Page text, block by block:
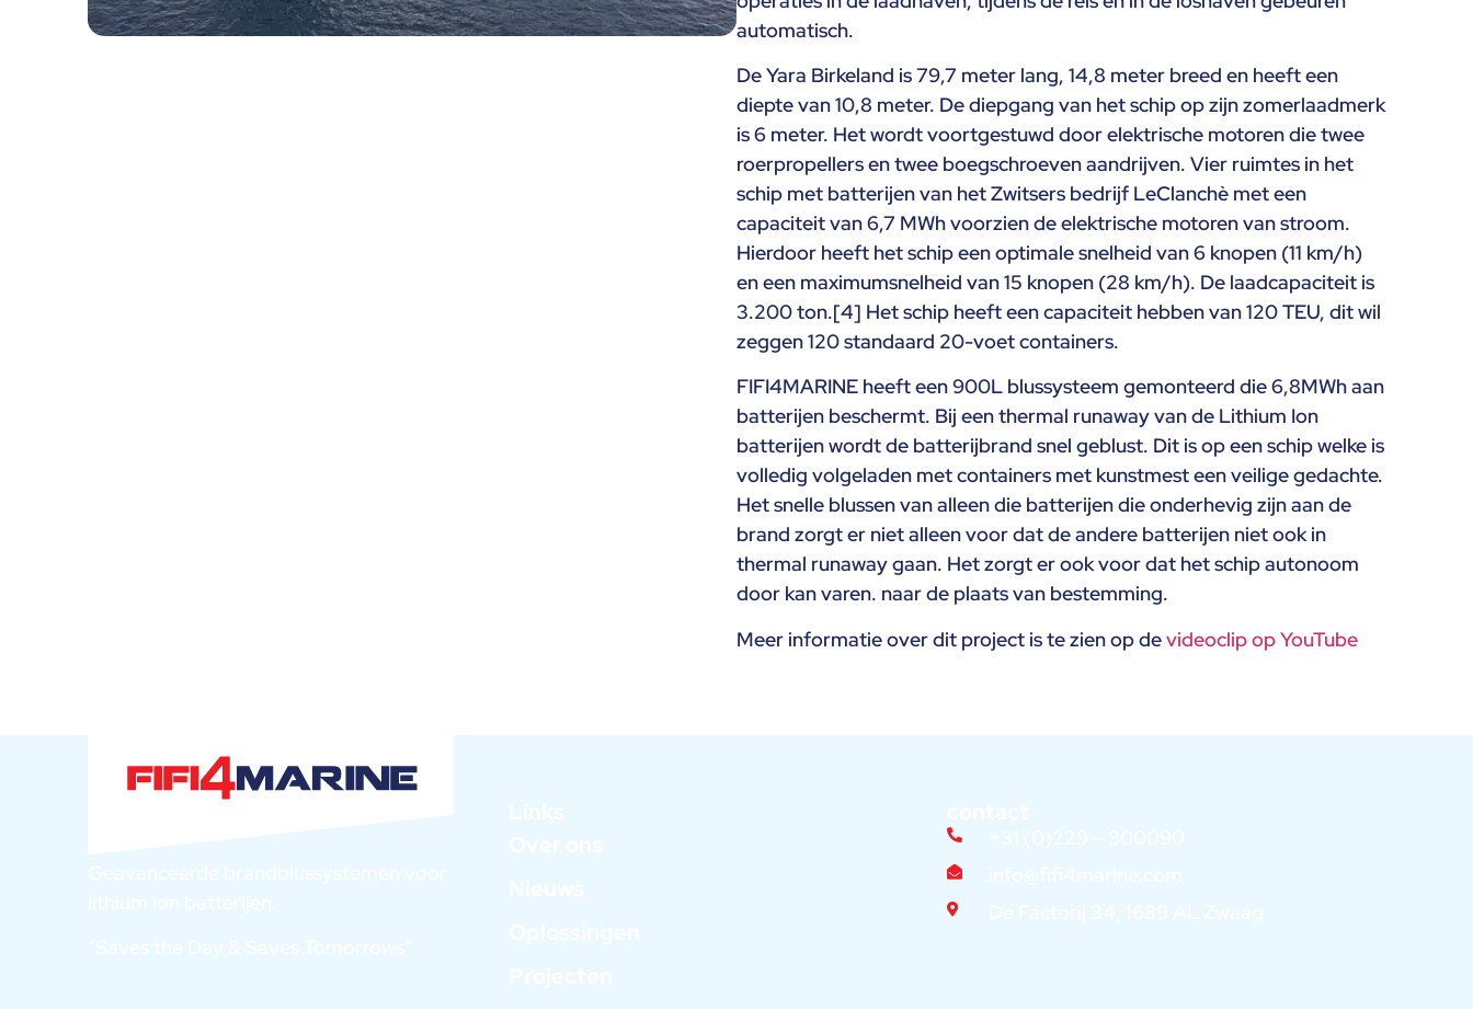
automatisch.
De Yara Birkeland is 79,7 meter lang, 14,8 meter breed en heeft een
diepte van 10,8 meter. De diepgang van het schip op zijn zomerlaadmerk
is 6 meter. Het wordt voortgestuwd door elektrische motoren die twee
roerpropellers en twee boegschroeven aandrijven. Vier ruimtes in het
schip met batterijen van het Zwitsers bedrijf LeClanchè met een
capaciteit van 6,7 MWh voorzien de elektrische motoren van stroom.
Hierdoor heeft het schip een optimale snelheid van 6 knopen (11 km/h)
en een maximumsnelheid van 15 knopen (28 km/h). De laadcapaciteit is
3.200 ton.[4] Het schip heeft een capaciteit hebben van 120 TEU, dit wil
zeggen 120 standaard 20-voet containers.
FIFI4MARINE heeft een 900L blussysteem gemonteerd die 6,8MWh aan
batterijen beschermt. Bij een thermal runaway van de Lithium Ion
batterijen wordt de batterijbrand snel geblust. Dit is op een schip welke is
volledig volgeladen met containers met kunstmest een veilige gedachte.
Het snelle blussen van alleen die batterijen die onderhevig zijn aan de
brand zorgt er niet alleen voor dat de andere batterijen niet ook in
thermal runaway gaan. Het zorgt er ook voor dat het schip autonoom
door kan varen. naar de plaats van bestemming.
Meer informatie over dit project is te zien op devideoclip op YouTube